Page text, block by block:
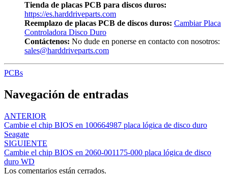
Tienda de placas PCB para discos duros:
https://es.harddriveparts.com
Reemplazo de placas PCB de discos duros: Cambiar Placa
Controladora Disco Duro
Contáctenos: No dude en ponerse en contacto con nosotros:
sales@harddriveparts.com
PCBs
Navegación de entradas
ANTERIOR
Cambie el chip BIOS en 100664987 placa lógica de disco duro
Seagate
SIGUIENTE
Cambie el chip BIOS en 2060-001175-000 placa lógica de disco
duro WD
Los comentarios están cerrados.